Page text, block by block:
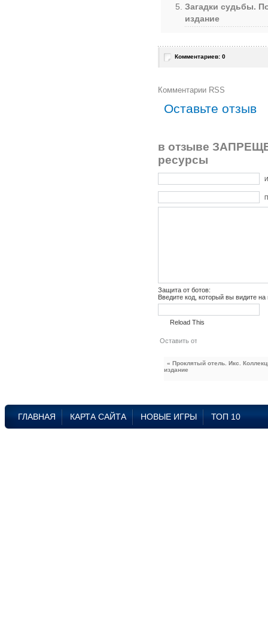
Загадки судьбы.
издание
Комментариев: 0
Комментарии RSS
Оставьте отзыв
в отзыве
ресурсы
Защита от ботов:
Введите код, который вы видите
Reload This
« Проклятый отель. Икс.
издание
ГЛАВНАЯ КАРТА САЙТА НОВЫЕ ИГРЫ ТОП 10